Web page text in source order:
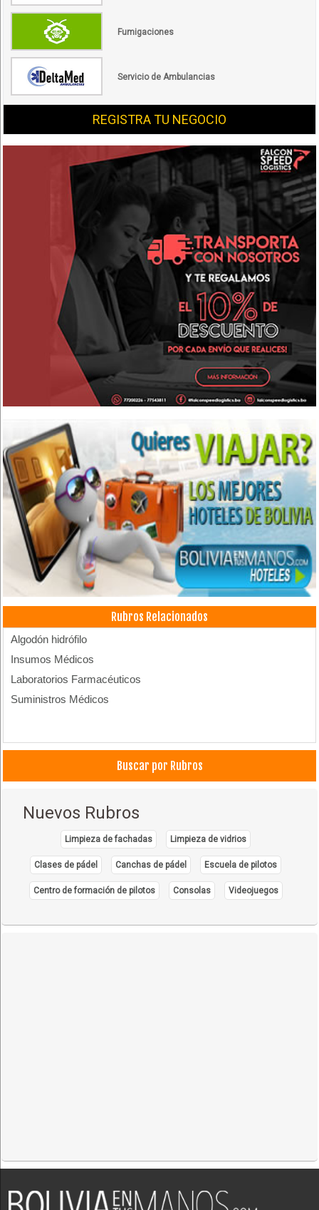
Fumigaciones
Servicio de Ambulancias
REGISTRA TU NEGOCIO
Rubros Relacionados
Algodón hidrófilo
Insumos Médicos
Laboratorios Farmacéuticos
Suministros Médicos
Buscar por Rubros
Nuevos Rubros
Limpieza de fachadas Limpieza de vidrios
Clases de pádel Canchas de pádel Escuela de pilotos
Centro de formación de pilotos Consolas Videojuegos